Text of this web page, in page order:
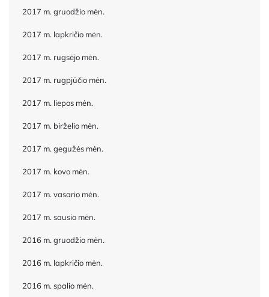
2017 m. gruodžio mėn.
2017 m. lapkričio mėn.
2017 m. rugsėjo mėn.
2017 m. rugpjūčio mėn.
2017 m. liepos mėn.
2017 m. birželio mėn.
2017 m. gegužės mėn.
2017 m. kovo mėn.
2017 m. vasario mėn.
2017 m. sausio mėn.
2016 m. gruodžio mėn.
2016 m. lapkričio mėn.
2016 m. spalio mėn.